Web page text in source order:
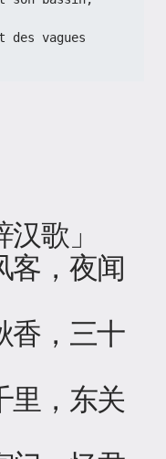
vagues
汉歌」
客，夜闻
香，三十
里，东关